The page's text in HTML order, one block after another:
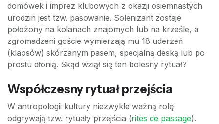
domówek i imprez klubowych z okazji osiemnastych
urodzin jest tzw. pasowanie. Solenizant zostaje
położony na kolanach znajomych lub na krześle, a
zgromadzeni goście wymierzają mu 18 uderzeń
(klapsów) skórzanym pasem, specjalną deską lub po
prostu dłonią. Skąd wziął się ten bolesny rytuał?
Współczesny rytuał przejścia
W antropologii kultury niezwykle ważną rolę
odgrywają tzw. rytuały przejścia (rites de passage).